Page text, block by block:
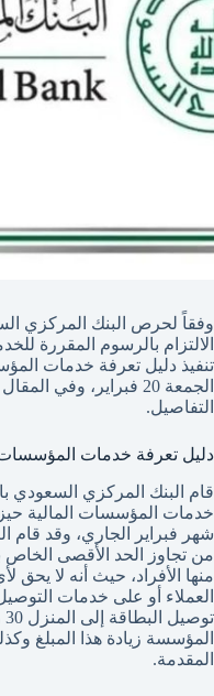
وفقاً لحرص البنك المركزي
الالتزام بالرسوم المقررة
تنفيذ دليل تعرفة خدمات
الجمعة 20 فبراير،
التفاصيل.
دليل تعرفة خدمات المؤسسات
قام البنك المركزي السعودي
شهر فبراير الجاري، وقد قام
من تجاوز الحد الأقصى
منها الأفراد، حيث أنه لا
العملاء أو على خدمات
المؤسسة زيادة هذا المبلغ
المقدمة.